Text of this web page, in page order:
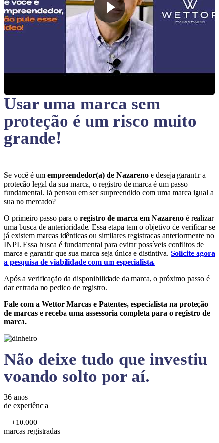
Usar uma marca sem
proteção é um risco muito
grande!
Se você é um empreendedor(a) de Nazareno e deseja garantir a
proteção legal da sua marca, o registro de marca é um passo
fundamental. Já pensou em ser surpreendido com uma marca igual a
sua no mercado?
O primeiro passo para o registro de marca em Nazareno é realizar
uma busca de anterioridade. Essa etapa tem o objetivo de verificar se
já existem marcas idênticas ou similares registradas anteriormente no
INPI. Essa busca é fundamental para evitar possíveis conflitos de
marca e garantir que sua marca seja única e distintiva. Solicite agora
a pesquisa de viabilidade com um especialista.
Após a verificação da disponibilidade da marca, o próximo passo é
dar entrada no pedido de registro.
Fale com a Wettor Marcas e Patentes, especialista na proteção
de marcas e receba uma assessoria completa para o registro de
marca.
Não deixe tudo que investiu
voando solto por aí.
36 anos
de experiência
+10.000
marcas registradas